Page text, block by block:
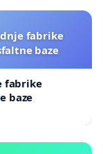
fabrike
baze
fabrike
baze